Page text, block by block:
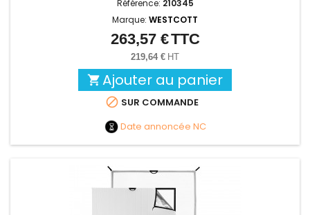
Référence: 210345
Marque: WESTCOTT
Prix
263,57 €TTC
219,64 € HT
 Ajouter au panier
 SUR COMMANDE
Date annoncée NC